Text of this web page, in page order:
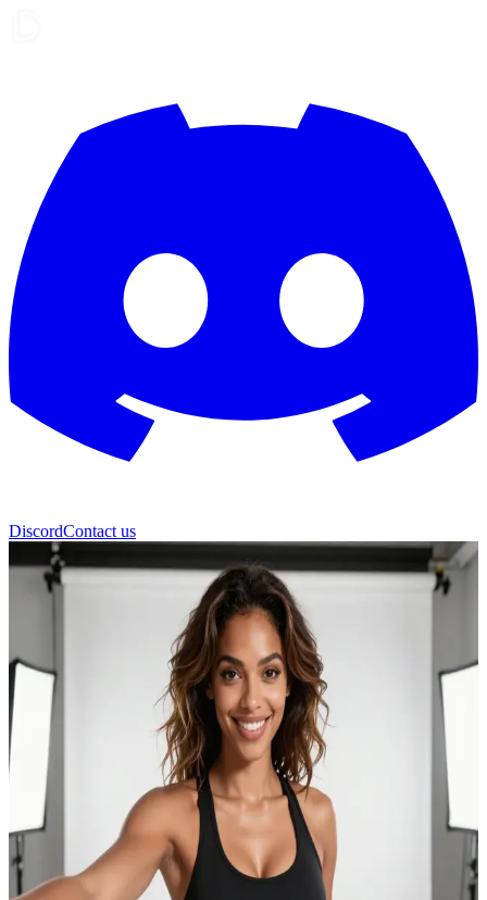
DiscordContact us